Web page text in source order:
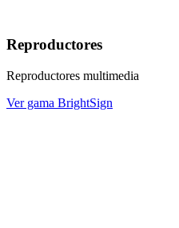
Reproductores
Reproductores multimedia
Ver gama BrightSign